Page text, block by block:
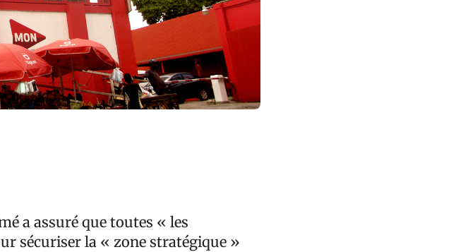
a assuré que toutes « les
sécuriser la « zone stratégique »